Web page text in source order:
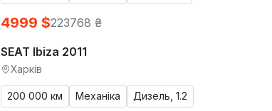
4999 $223768 ₴
SEAT Ibiza 2011
Харків
200 000 км Механіка Дизель, 1.2